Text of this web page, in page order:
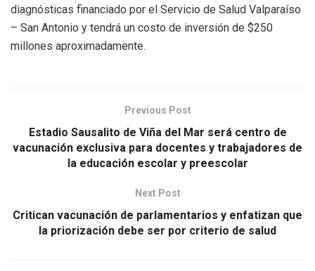
diagnósticas financiado por el Servicio de Salud Valparaíso
– San Antonio y tendrá un costo de inversión de $250
millones aproximadamente.
Previous Post
Estadio Sausalito de Viña del Mar será centro de
vacunación exclusiva para docentes y trabajadores de
la educación escolar y preescolar
Next Post
Critican vacunación de parlamentarios y enfatizan que
la priorización debe ser por criterio de salud